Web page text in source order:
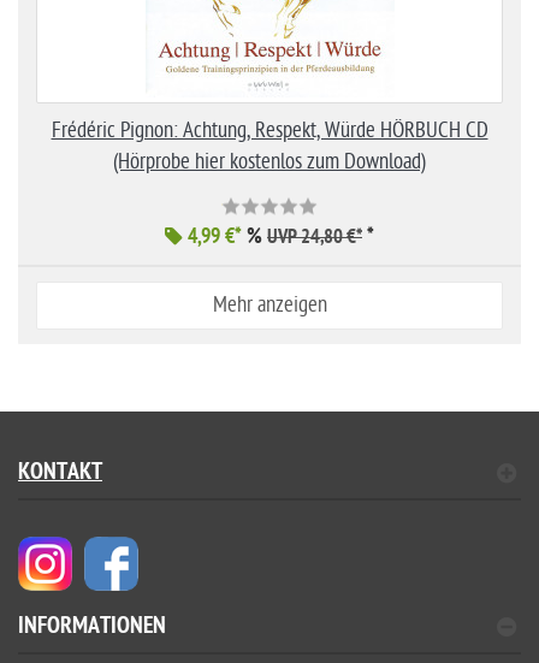
Frédéric Pignon: Achtung, Respekt, Würde HÖRBUCH CD
(Hörprobe hier kostenlos zum Download)
4,99 €*% UVP 24,80 €* *
Mehr anzeigen
KONTAKT
INFORMATIONEN